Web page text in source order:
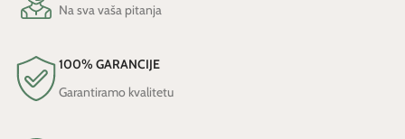
Na sva vaša pitanja
100% GARANCIJE
Garantiramo kvalitetu